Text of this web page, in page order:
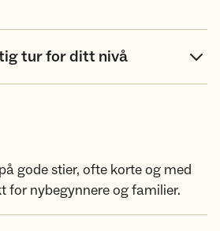
tur for ditt nivå
gode stier, ofte korte og med
for nybegynnere og familier.